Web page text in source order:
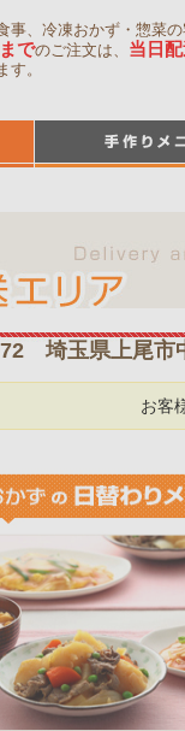
事、冷凍おかず・惣菜
でのご注文は、 当日
す。
埼玉県上尾市
お客